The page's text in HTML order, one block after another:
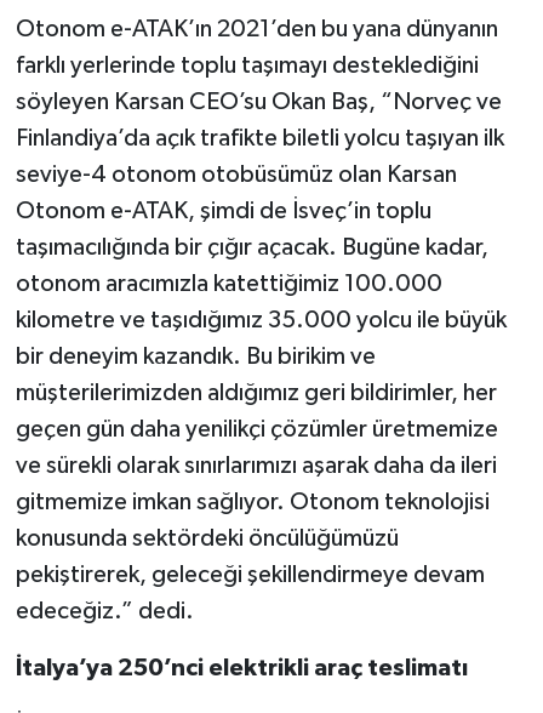
Otonom e-ATAK’ın 2021’den bu yana dünyanın
farklı yerlerinde toplu taşımayı desteklediğini
söyleyen Karsan CEO’su Okan Baş, “Norveç ve
Finlandiya’da açık trafikte biletli yolcu taşıyan ilk
seviye-4 otonom otobüsümüz olan Karsan
Otonom e-ATAK, şimdi de İsveç’in toplu
taşımacılığında bir çığır açacak. Bugüne kadar,
otonom aracımızla katettiğimiz 100.000
kilometre ve taşıdığımız 35.000 yolcu ile büyük
bir deneyim kazandık. Bu birikim ve
müşterilerimizden aldığımız geri bildirimler, her
geçen gün daha yenilikçi çözümler üretmemize
ve sürekli olarak sınırlarımızı aşarak daha da ileri
gitmemize imkan sağlıyor. Otonom teknolojisi
konusunda sektördeki öncülüğümüzü
pekiştirerek, geleceği şekillendirmeye devam
edeceğiz.” dedi.
İtalya’ya 250’nci elektrikli araç teslimatı